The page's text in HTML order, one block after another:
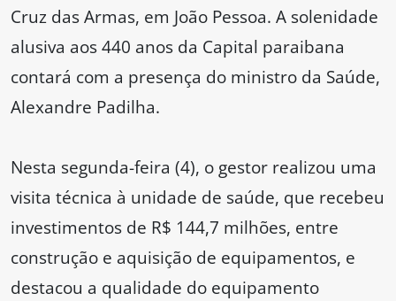
Cruz das Armas, em João Pessoa. A solenidade
alusiva aos 440 anos da Capital paraibana
contará com a presença do ministro da Saúde,
Alexandre Padilha.
Nesta segunda-feira (4), o gestor realizou uma
visita técnica à unidade de saúde, que recebeu
investimentos de R$ 144,7 milhões, entre
construção e aquisição de equipamentos, e
destacou a qualidade do equipamento